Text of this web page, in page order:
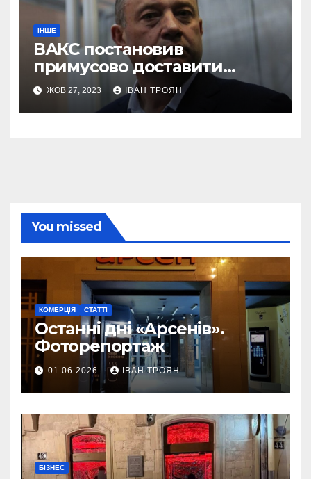
ІНШЕ
ВАКС постановив
примусово доставити
Дубневича до суду
ЖОВ 27, 2023 ІВАН ТРОЯН
You missed
КОМЕРЦІЯ СТАТТІ
Останні дні «Арсенів».
Фоторепортаж
01.06.2026 ІВАН ТРОЯН
БІЗНЕС